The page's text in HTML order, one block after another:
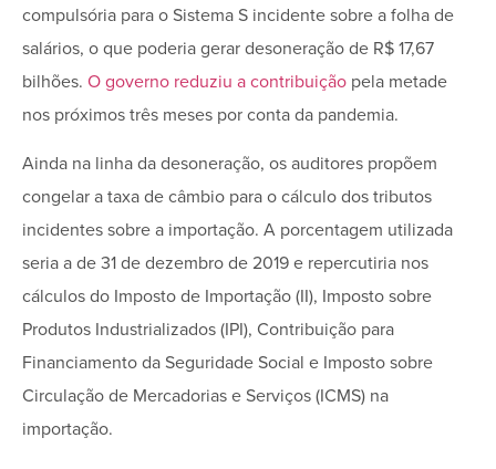
compulsória para o Sistema S incidente sobre a folha de
salários, o que poderia gerar desoneração de R$ 17,67
bilhões. O governo reduziu a contribuição pela metade
nos próximos três meses por conta da pandemia.
Ainda na linha da desoneração, os auditores propõem
congelar a taxa de câmbio para o cálculo dos tributos
incidentes sobre a importação. A porcentagem utilizada
seria a de 31 de dezembro de 2019 e repercutiria nos
cálculos do Imposto de Importação (II), Imposto sobre
Produtos Industrializados (IPI), Contribuição para
Financiamento da Seguridade Social e Imposto sobre
Circulação de Mercadorias e Serviços (ICMS) na
importação.